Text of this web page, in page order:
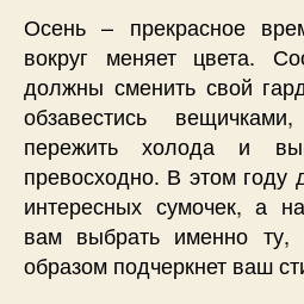
Осень – прекрасное
вокруг меняет цвета.
должны сменить свой
обзавестись
пережить холода и
превосходно. В этом году
интересных сумочек, а
вам выбрать именно ту,
образом подчеркнет ваш